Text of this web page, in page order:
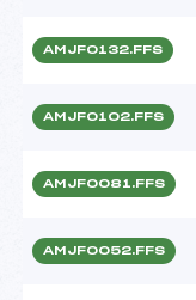
AMJF0132.FFS
AMJF0102.FFS
AMJF0081.FFS
AMJF0052.FFS